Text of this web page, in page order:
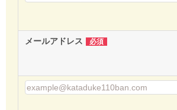
メールアドレス 必須